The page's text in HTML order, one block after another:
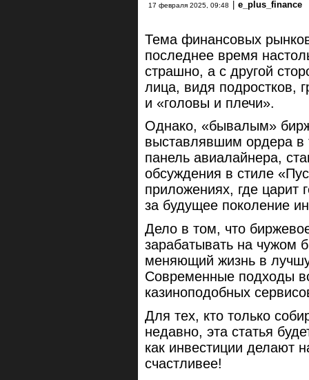
17 февраля 2025, 09:48 e_plus_finance
Тема финансовых
последнее время
страшно, а с другой
лица, видя подростков,
и «головы и плечи».
Однако, «бывалым»
выставлявшим ордера в
панель авиалайнера,
обсуждения в стиле
приложениях, где
за будущее поколение
Дело в том, что
зарабатывать на чужом
меняющий жизнь в
Современные подходы
казиноподобных
Для тех, кто только
недавно, эта статья
как инвестиции делают
счастливее!